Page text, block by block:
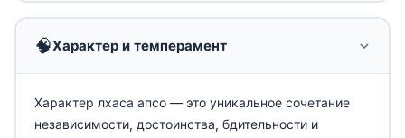
🧠Характер и темперамент
Характер лхаса апсо — это уникальное сочетание
независимости, достоинства, бдительности и